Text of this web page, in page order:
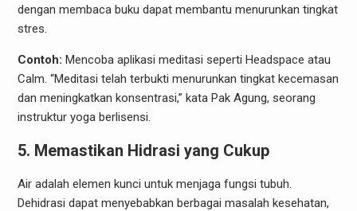
dengan membaca buku dapat membantu menurunkan tingkat
stres.
Contoh: Mencoba aplikasi meditasi seperti Headspace atau
Calm. “Meditasi telah terbukti menurunkan tingkat kecemasan
dan meningkatkan konsentrasi,” kata Pak Agung, seorang
instruktur yoga berlisensi.
5. Memastikan Hidrasi yang Cukup
Air adalah elemen kunci untuk menjaga fungsi tubuh.
Dehidrasi dapat menyebabkan berbagai masalah kesehatan,